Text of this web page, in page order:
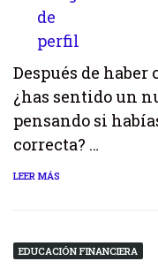
Después de
¿has sentido un
pensando si
correcta? …
LEER MÁS
EDUCACIÓN FINANCIERA